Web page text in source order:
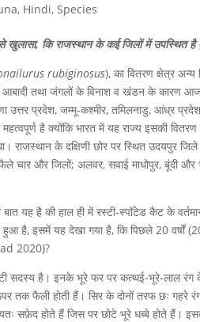
, Hindi, Species
कि राजस्थान के कई जिलों में उपस्थित है
rubiginosus), का वितरण क्षेत्र अन्य
आबादी तथा जंगलों के विनाश व खंडन के
उत्तर प्रदेश, जम्मू-कश्मीर, तमिलनाडु, आंध्र
है क्योंकि भारत में यह राज्य इसकी
राजस्थान के दक्षिणी छोर पर स्थित उदयपुर
चार और जिलों; अलवर, सवाई माधोपुर, बूंदी
बात यह है की हाल ही में रस्टी-स्पॉटेड कैट के
है, इसमें यह देखा गया है, कि पिछले 20 वर्षों
2020)?
सदस्य है। इनके भूरे फर पर कत्थई-भूरे-लाल रंग
तक फैली होती हैं। सिर के दोनों तरफ छः गहरे
सफ़ेद होते हैं जिस पर छोटे भूरे धब्बे होते